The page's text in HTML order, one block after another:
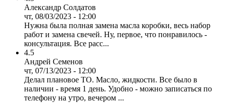
Александр Солдатов
чт, 08/03/2023 - 12:00
Нужна была полная замена масла коробки, весь набор
работ и замена свечей. Ну, первое, что понравилось -
консультация. Все расс...
4.5
Андрей Семенов
чт, 07/13/2023 - 12:00
Делал плановое ТО. Масло, жидкости. Все было в
наличии - время 1 день. Удобно - можно записаться по
телефону на утро, вечером ...